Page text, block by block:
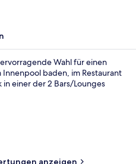
Außenbereich
Wahl für einen
Innenpool baden, im Restaurant
einer der 2 Bars/Lounges
anzeigen